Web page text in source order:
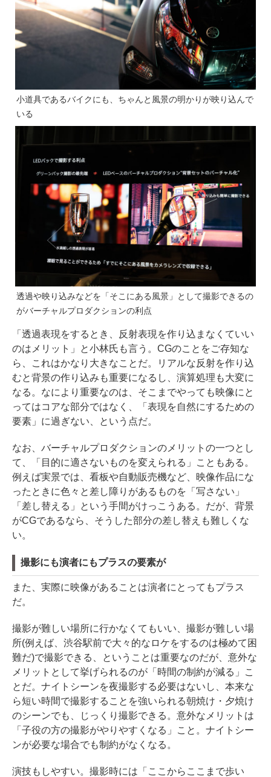
小道具であるバイクにも、ちゃんと風景の明かりが映り込んで
いる
透過や映り込みなどを「そこにある風景」として撮影できるの
がバーチャルプロダクションの利点
「透過表現をするとき、反射表現を作り込まなくていい
のはメリット」と小林氏も言う。CGのことをご存知な
ら、これはかなり大きなことだ。リアルな反射を作り込
むと背景の作り込みも重要になるし、演算処理も大変に
なる。なにより重要なのは、そこまでやっても映像にと
ってはコアな部分ではなく、「表現を自然にするための
要素」に過ぎない、という点だ。
なお、バーチャルプロダクションのメリットの一つとし
て、「目的に適さないものを変えられる」こともある。
例えば実景では、看板や自動販売機など、映像作品にな
ったときに色々と差し障りがあるものを「写さない」
「差し替える」という手間がけっこうある。だが、背景
がCGであるなら、そうした部分の差し替えも難しくな
い。
撮影にも演者にもプラスの要素が
また、実際に映像があることは演者にとってもプラス
だ。
撮影が難しい場所に行かなくてもいい、撮影が難しい場
所(例えば、渋谷駅前で大々的なロケをするのは極めて困
難だ)で撮影できる、ということは重要なのだが、意外な
メリットとして挙げられるのが「時間の制約が減る」こ
とだ。ナイトシーンを夜撮影する必要はないし、本来な
ら短い時間で撮影することを強いられる朝焼け・夕焼け
のシーンでも、じっくり撮影できる。意外なメリットは
「子役の方の撮影がやりやすくなる」こと。ナイトシー
ンが必要な場合でも制約がなくなる。
演技もしやすい。撮影時には「ここからここまで歩い